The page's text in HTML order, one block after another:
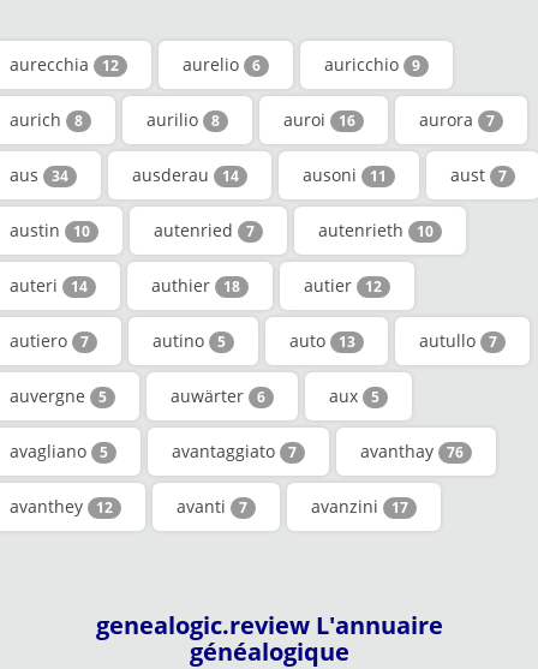
aurecchia 12 aurelio 6 auricchio 9
aurich 8 aurilio 8 auroi 16 aurora 7
aus 34 ausderau 14 ausoni 11 aust 7
austin 10 autenried 7 autenrieth 10
auteri 14 authier 18 autier 12
autiero 7 autino 5 auto 13 autullo 7
auvergne 5 auwärter 6 aux 5
avagliano 5 avantaggiato 7 avanthay 76
avanthey 12 avanti 7 avanzini 17
genealogic.review L'annuaire
généalogique